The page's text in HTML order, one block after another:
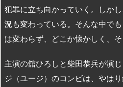
犯罪に立ち向かっていく。しか
況も変わっている。そんな中で
は変わらず、どこか懐かしく、そ
主演の舘ひろしと柴田恭兵が演
ジ（ユージ）のコンビは、やは